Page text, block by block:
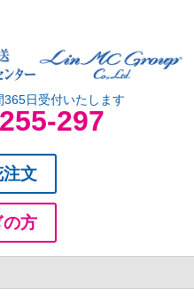
日受付いたします
297
注文
の方